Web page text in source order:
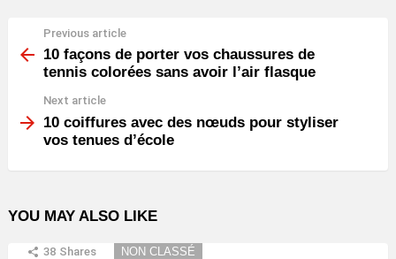
more
Previous article
10 façons de porter vos chaussures de
tennis colorées sans avoir l’air flasque
Next article
10 coiffures avec des nœuds pour styliser
vos tenues d’école
YOU MAY ALSO LIKE
38 Shares NON CLASSÉ